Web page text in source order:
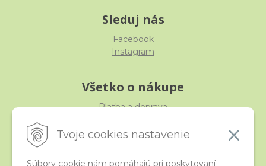
Tvoje cookies nastavenie
Súbory cookie nám pomáhajú pri poskytovaní
Sleduj nás
Facebook
Instagram
Všetko o nákupe
Platba a doprava
Obchodné podmienky